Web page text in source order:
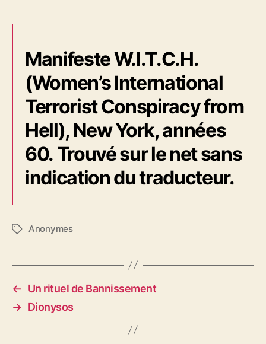
Manifeste W.I.T.C.H.
(Women’s International
Terrorist Conspiracy from
Hell), New York, années
60. Trouvé sur le net sans
indication du traducteur.
É
q
e
t
e
Anonymes
←
Un rituel de Bannissement
→ Dionysos